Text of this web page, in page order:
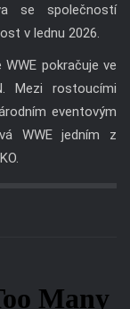
se společností
v lednu 2026.
pokračuje ve
Mezi rostoucími
eventovým
WWE jedním z